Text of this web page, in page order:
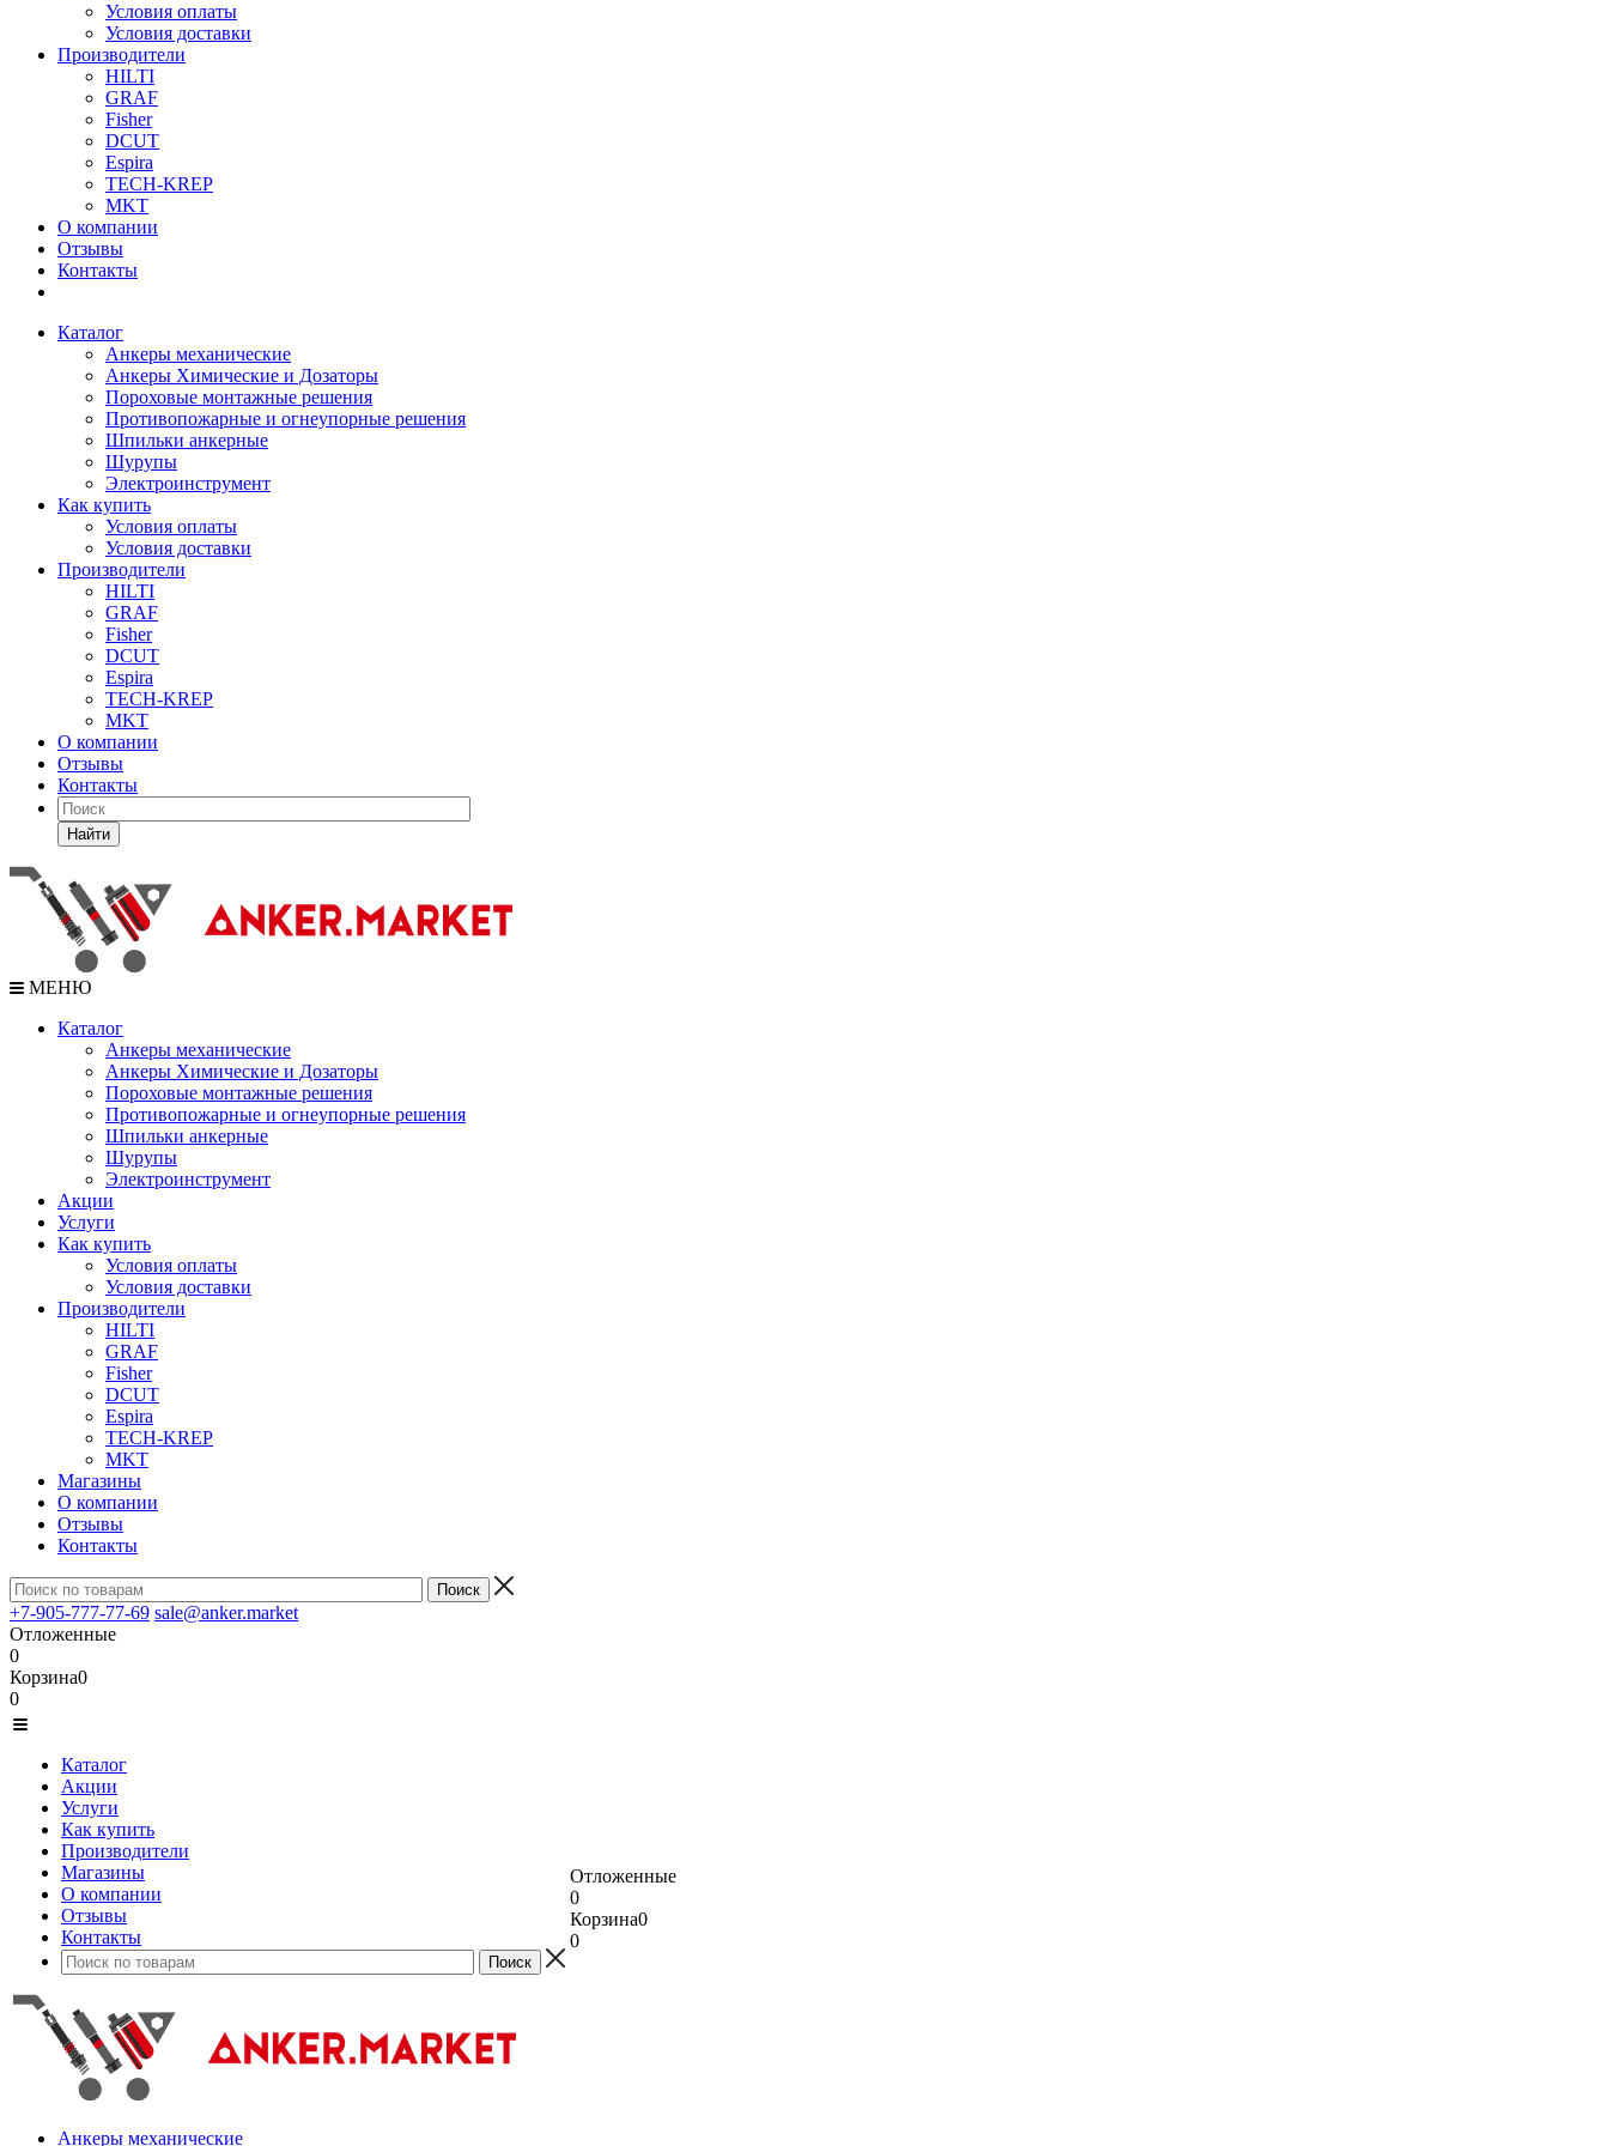
Условия оплаты
Условия доставки
Производители
HILTI
GRAF
Fisher
DCUT
Espira
TECH-KREP
MKT
О компании
Отзывы
Контакты
Каталог
Анкеры механические
Анкеры Химические и Дозаторы
Пороховые монтажные решения
Противопожарные и огнеупорные решения
Шпильки анкерные
Шурупы
Электроинструмент
Как купить
Условия оплаты
Условия доставки
Производители
HILTI
GRAF
Fisher
DCUT
Espira
TECH-KREP
MKT
О компании
Отзывы
Контакты
Найти
МЕНЮ
Каталог
Анкеры механические
Анкеры Химические и Дозаторы
Пороховые монтажные решения
Противопожарные и огнеупорные решения
Шпильки анкерные
Шурупы
Электроинструмент
Акции
Услуги
Как купить
Условия оплаты
Условия доставки
Производители
HILTI
GRAF
Fisher
DCUT
Espira
TECH-KREP
MKT
Магазины
О компании
Отзывы
Контакты
+7-905-777-77-69 sale@anker.market
Отложенные
0
Корзина0
0
Каталог
Акции
Услуги
Как купить
Производители
Магазины
О компании
Отзывы
Контакты
Отложенные
0
Корзина0
0
Анкеры механические